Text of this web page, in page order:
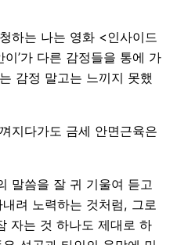
하는 나는 영화 <인사이드
’가 다른 감정들을 통에 가
감정 말고는 느끼지 못했
지다가도 금세 안면근육은
말씀을 잘 귀 기울여 듣고
려 노력하는 것처럼, 그로
자는 것 하나도 제대로 하